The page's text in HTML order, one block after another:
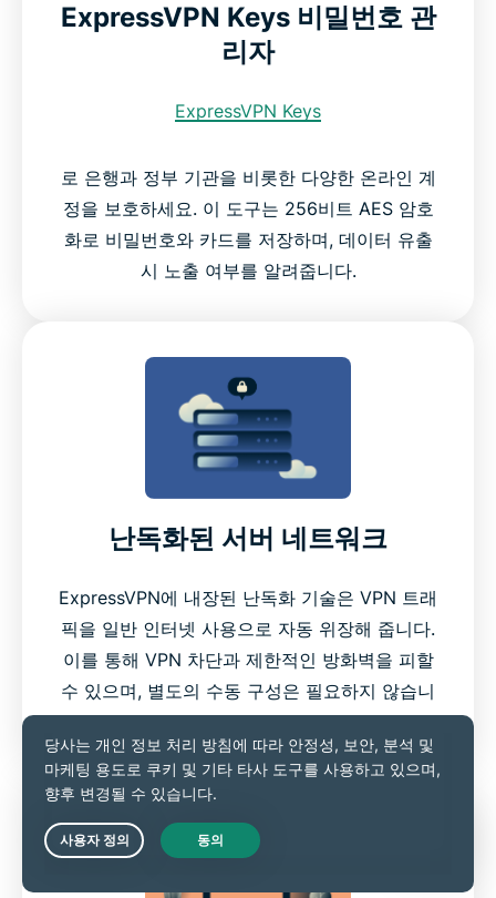
ExpressVPN Keys 비밀번호 관
리자
ExpressVPN Keys
로 은행과 정부 기관을 비롯한 다양한 온라인 계
정을 보호하세요. 이 도구는 256비트 AES 암호
화로 비밀번호와 카드를 저장하며, 데이터 유출
시 노출 여부를 알려줍니다.
난독화된 서버 네트워크
ExpressVPN에 내장된 난독화 기술은 VPN 트래
픽을 일반 인터넷 사용으로 자동 위장해 줍니다.
이를 통해 VPN 차단과 제한적인 방화벽을 피할
수 있으며, 별도의 수동 구성은 필요하지 않습니
다.